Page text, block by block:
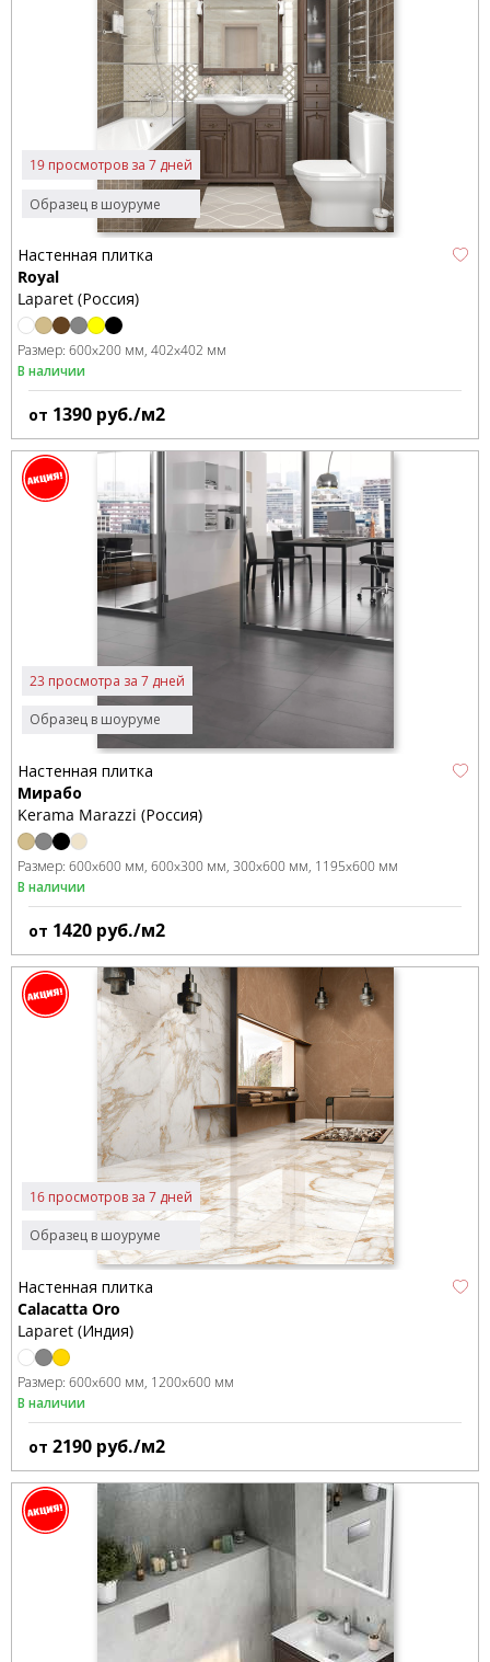
Образец в шоуруме
19 просмотров за 7 дней
Настенная плитка
Royal
Laparet (Россия)
Размер: 600x200 мм 402x402 мм
В наличии
от 1390 руб./м2
Образец в шоуруме
23 просмотра за 7 дней
Настенная плитка
Мирабо
Kerama Marazzi (Россия)
Размер: 600x600 мм 600x300 мм 300x600 мм 1195x600 мм
В наличии
от 1420 руб./м2
Образец в шоуруме
16 просмотров за 7 дней
Настенная плитка
Calacatta Oro
Laparet (Индия)
Размер: 600x600 мм 1200x600 мм
В наличии
от 2190 руб./м2